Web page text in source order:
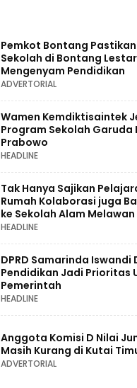
Pemkot Bontang
Sekolah di Bontang
Mengenyam Pendidikan
ADVERTORIAL
Wamen Kemdiktisaintek
Program Sekolah Garuda
Prabowo
HEADLINE
Tak Hanya Sajikan
Rumah Kolaborasi juga
ke Sekolah Alam Melawan
HEADLINE
DPRD Samarinda Iswandi
Pendidikan Jadi Prioritas
Pemerintah
HEADLINE
Anggota Komisi D Nilai
Masih Kurang di Kutai
ADVERTORIAL